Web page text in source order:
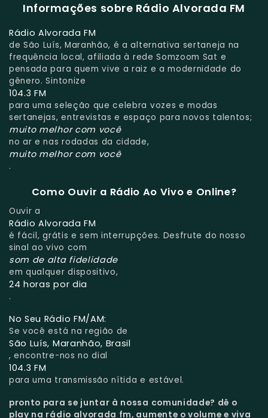
Informações sobre Rádio Alvorada FM
Rádio Alvorada FM
de São Luís, Maranhão, é a alternativa sertaneja na
frequência local, afiliada à rede Somzoom Sat e
pensada para quem vive a raiz e a modernidade do
gênero. Sintonize
104.3 FM
para uma seleção que celebra vozes e modas
sertanejas, entrevistas e espaço para novos talentos;
muito melhor com você
no ar e nas rodadas da cidade,
muito melhor com você
.
Como Ouvir a Rádio Ao Vivo e Online?
Ouvir a
Rádio Alvorada FM
é fácil, grátis e sem interrupções. Desfrute do nosso
sinal ao vivo com
som de alta fidelidade
em qualquer dispositivo,
24 horas por dia
.
No Seu Rádio FM/AM:
Se você está na região de
São Luís, Maranhão, Brasil
, encontre-nos no dial
104.3 FM
para uma transmissão nítida e estável.
pronto para se juntar à nossa comunidade? dê o
play na rádio alvorada fm, aumente o volume e viva